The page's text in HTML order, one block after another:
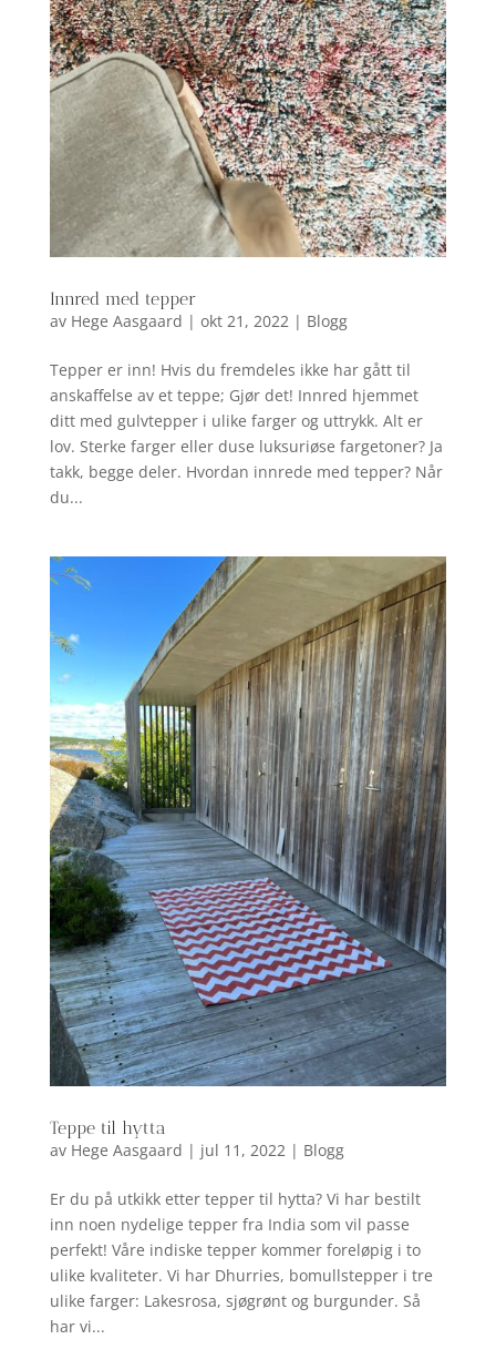
Innred med tepper
av Hege Aasgaard | okt 21, 2022| Blogg
Tepper er inn! Hvis du fremdeles ikke har gått til
anskaffelse av et teppe; Gjør det! Innred hjemmet
ditt med gulvtepper i ulike farger og uttrykk. Alt er
lov. Sterke farger eller duse luksuriøse fargetoner? Ja
takk, begge deler. Hvordan innrede med tepper? Når
du...
Teppe til hytta
av Hege Aasgaard | jul 11, 2022| Blogg
Er du på utkikk etter tepper til hytta? Vi har bestilt
inn noen nydelige tepper fra India som vil passe
perfekt! Våre indiske tepper kommer foreløpig i to
ulike kvaliteter. Vi har Dhurries, bomullstepper i tre
ulike farger: Lakesrosa, sjøgrønt og burgunder. Så
har vi...